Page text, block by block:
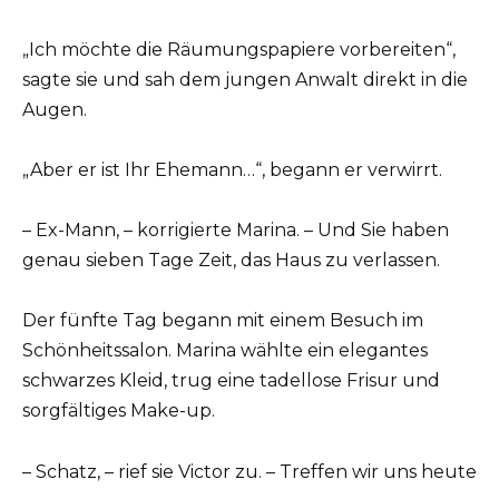
„Ich möchte die Räumungspapiere vorbereiten“,
sagte sie und sah dem jungen Anwalt direkt in die
Augen.
„Aber er ist Ihr Ehemann…“, begann er verwirrt.
– Ex-Mann, – korrigierte Marina. – Und Sie haben
genau sieben Tage Zeit, das Haus zu verlassen.
Der fünfte Tag begann mit einem Besuch im
Schönheitssalon. Marina wählte ein elegantes
schwarzes Kleid, trug eine tadellose Frisur und
sorgfältiges Make-up.
– Schatz, – rief sie Victor zu. – Treffen wir uns heute